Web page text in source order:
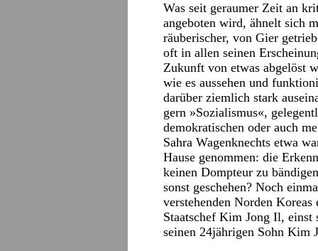
Was seit geraumer Zeit an
angeboten wird, ähnelt sich
räuberischer, von Gier
oft in allen seinen
Zukunft von etwas abgelöst
wie es aussehen und
darüber ziemlich stark
gern »Sozialismus«,
demokratischen oder auch
Sahra Wagenknechts etwa
Hause genommen: die
keinen Dompteur zu
sonst geschehen? Noch
verstehenden Norden
Staatschef Kim Jong Il, einst
seinen 24jährigen Sohn Kim